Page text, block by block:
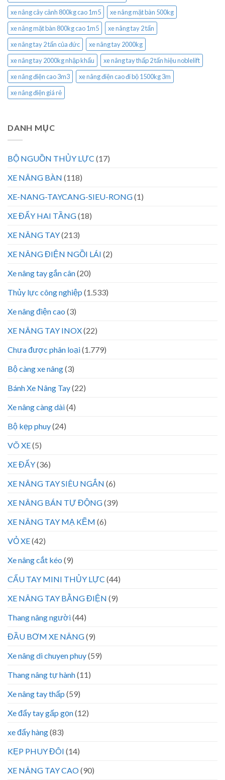
xe nâng cây cảnh 800kg cao 1m5
xe nâng mặt bàn 500kg
xe nâng mặt bàn 800kg cao 1m5
xe nâng tay 2 tấn
xe nâng tay 2 tấn của đức
xe nâng tay 2000kg
xe nâng tay 2000kg nhập khẩu
xe nâng tay thấp 2 tấn hiệu noblelift
xe nâng điện cao 3m3
xe nâng điện cao đi bộ 1500kg 3m
xe nâng điện giá rẻ
DANH MỤC
BỘ NGUỒN THỦY LỰC (17)
XE NÂNG BÀN (118)
XE-NANG-TAYCANG-SIEU-RONG(1)
XE ĐẨY HAI TẦNG(18)
XE NÂNG TAY(213)
XE NÂNG ĐIỆN NGỒI LÁI (2)
Xe nâng tay gắn cân(20)
Thủy lực công nghiệp (1.533)
Xe nâng điện cao (3)
XE NÂNG TAY INOX(22)
Chưa được phân loại(1.779)
Bộ càng xe nâng(3)
Bánh Xe Nâng Tay(22)
Xe nâng càng dài(4)
Bộ kẹp phuy(24)
VÕ XE(5)
XE ĐẨY(36)
XE NÂNG TAY SIÊU NGẮN (6)
XE NÂNG BÁN TỰ ĐỘNG(39)
XE NÂNG TAY MẠ KẼM (6)
VỎ XE(42)
Xe nâng cắt kéo (9)
CẨU TAY MINI THỦY LỰC (44)
XE NÂNG TAY BẰNG ĐIỆN (9)
Thang nâng người(44)
ĐẦU BƠM XE NÂNG(9)
Xe nâng di chuyen phuy(59)
Thang nâng tự hành(11)
Xe nâng tay thấp (59)
Xe đẩy tay gấp gọn(12)
xe đẩy hàng(83)
KẸP PHUY ĐÔI (14)
XE NÂNG TAY CAO(90)